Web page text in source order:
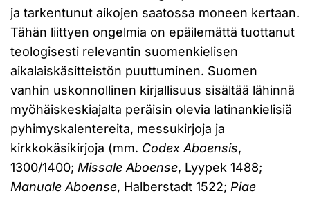
ja tarkentunut aikojen saatossa moneen kertaan.
Tähän liittyen ongelmia on epäilemättä tuottanut
teologisesti relevantin suomenkielisen
aikalaiskäsitteistön puuttuminen. Suomen
vanhin uskonnollinen kirjallisuus sisältää lähinnä
myöhäiskeskiajalta peräisin olevia latinankielisiä
pyhimyskalentereita, messukirjoja ja
kirkkokäsikirjoja (mm. Codex Aboensis,
1300/1400; Missale Aboense, Lyypek 1488;
Manuale Aboense, Halberstadt 1522; Piae